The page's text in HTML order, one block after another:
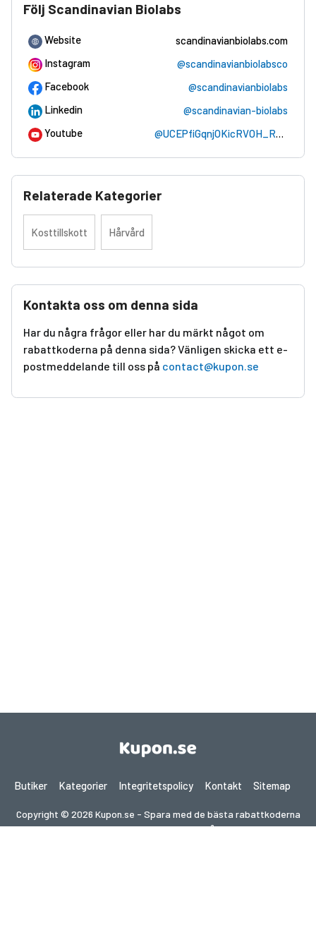
Följ Scandinavian Biolabs
Website
scandinavianbiolabs.com
Instagram
@scandinavianbiolabsco
Facebook
@scandinavianbiolabs
Linkedin
@scandinavian-biolabs
Youtube
@UCEPfiGqnjOKicRVOH_RmK7A
Relaterade Kategorier
Kosttillskott Hårvård
Kontakta oss om denna sida
Har du några frågor eller har du märkt något om
rabattkoderna på denna sida? Vänligen skicka ett e-
postmeddelande till oss på contact@kupon.se
Butiker Kategorier Integritetspolicy Kontakt Sitemap
Copyright © 2026 Kupon.se - Spara med de bästa rabattkoderna
2026. Alla rättigheter förbehållna.